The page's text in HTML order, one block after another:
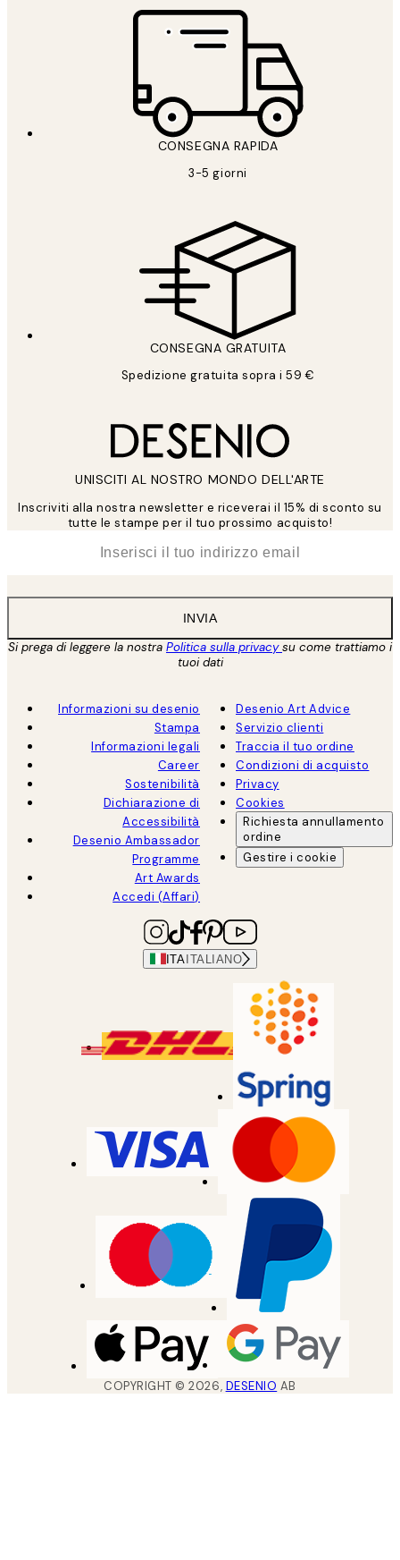
CONSEGNA RAPIDA
3-5 giorni
CONSEGNA GRATUITA
Spedizione gratuita sopra i 59 €
UNISCITI AL NOSTRO MONDO DELL'ARTE
Inscriviti alla nostra newsletter e riceverai il 15% di sconto su
tutte le stampe per il tuo prossimo acquisto!
INVIA
Si prega di leggere la nostra Politica sulla privacysu come trattiamo i
tuoi dati
Informazioni su desenio
Stampa
Informazioni legali
Career
Sostenibilità
Dichiarazione di
Accessibilità
Desenio Ambassador
Programme
Art Awards
Accedi (Affari)
Desenio Art Advice
Servizio clienti
Traccia il tuo ordine
Condizioni di acquisto
Privacy
Cookies
Richiesta annullamento
ordine
Gestire i cookie
ITAITALIANO
COPYRIGHT ©2026, DESENIO AB